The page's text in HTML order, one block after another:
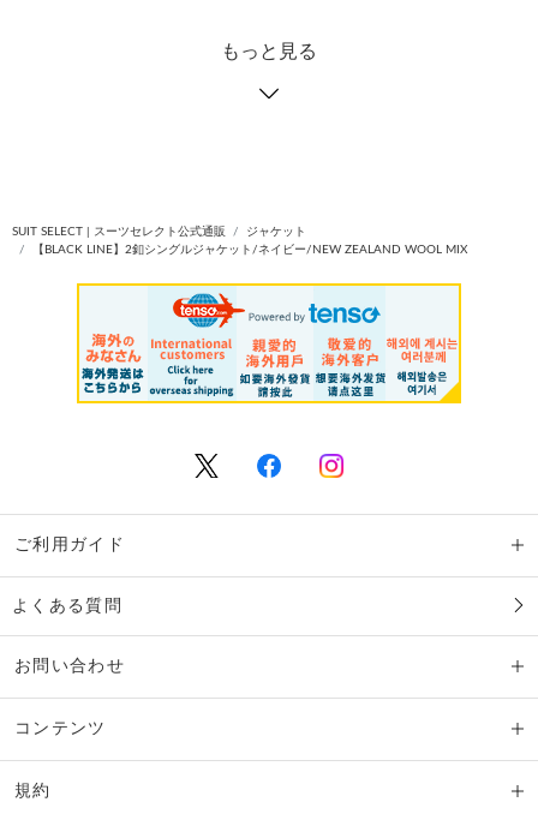
もっと見る
SUIT SELECT | スーツセレクト公式通販
ジャケット
【BLACK LINE】2釦シングルジャケット/ネイビー/NEW ZEALAND WOOL MIX
ご利用ガイド
よくある質問
お問い合わせ
コンテンツ
規約